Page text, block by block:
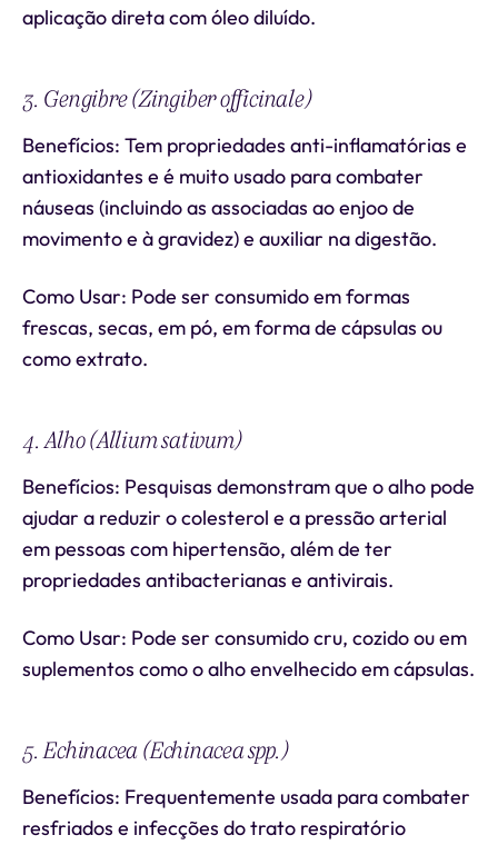
aplicação direta com óleo diluído.
3. Gengibre (Zingiber officinale)
Benefícios: Tem propriedades anti-inflamatórias e
antioxidantes e é muito usado para combater
náuseas (incluindo as associadas ao enjoo de
movimento e à gravidez) e auxiliar na digestão.
Como Usar: Pode ser consumido em formas
frescas, secas, em pó, em forma de cápsulas ou
como extrato.
4. Alho (Allium sativum)
Benefícios: Pesquisas demonstram que o alho pode
ajudar a reduzir o colesterol e a pressão arterial
em pessoas com hipertensão, além de ter
propriedades antibacterianas e antivirais.
Como Usar: Pode ser consumido cru, cozido ou em
suplementos como o alho envelhecido em cápsulas.
5. Echinacea (Echinacea spp.)
Benefícios: Frequentemente usada para combater
resfriados e infecções do trato respiratório